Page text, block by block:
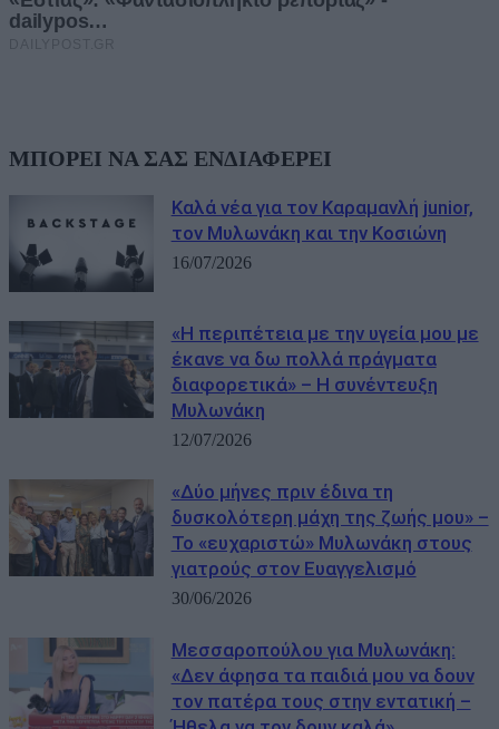
ΜΠΟΡΕΙ ΝΑ ΣΑΣ ΕΝΔΙΑΦΕΡΕΙ
Καλά νέα για τον Καραμανλή junior,
τον Μυλωνάκη και την Κοσιώνη
16/07/2026
«Η περιπέτεια με την υγεία μου με
έκανε να δω πολλά πράγματα
διαφορετικά» – Η συνέντευξη
Μυλωνάκη
12/07/2026
«Δύο μήνες πριν έδινα τη
δυσκολότερη μάχη της ζωής μου» –
Το «ευχαριστώ» Μυλωνάκη στους
γιατρούς στον Ευαγγελισμό
30/06/2026
Μεσσαροπούλου για Μυλωνάκη:
«Δεν άφησα τα παιδιά μου να δουν
τον πατέρα τους στην εντατική –